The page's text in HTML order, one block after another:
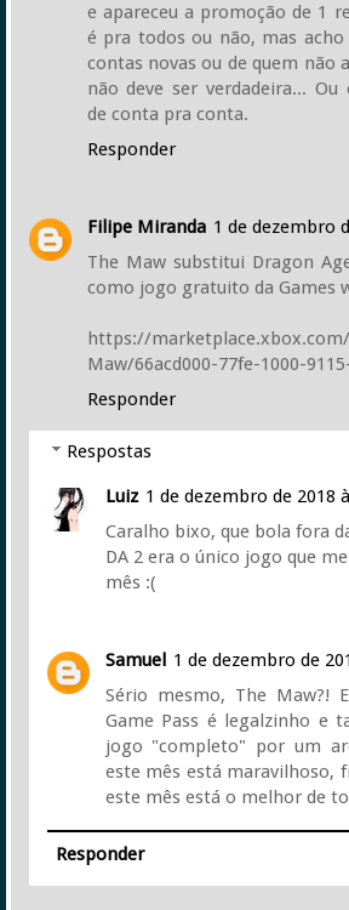
e apareceu a promoção de 1
é pra todos ou não, mas acho
contas novas ou de quem não
não deve ser verdadeira... Ou
de conta pra conta.
Responder
Filipe Miranda 1 de dezembro
The Maw substitui Dragon
como jogo gratuito da Games
https://
Maw/66acd000-77fe-1000-
Responder
Respostas
Luiz 1 de dezembro de 2018
Caralho bixo, que bola fora
DA 2 era o único jogo que
mês :(
Samuel 1 de dezembro de
Sério mesmo, The Maw?!
Game Pass é legalzinho e
jogo "completo" por um
este mês está maravilhoso,
este mês está o melhor de
Responder